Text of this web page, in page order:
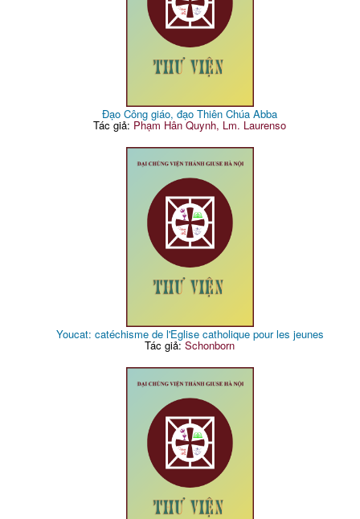
Đạo Công giáo, đạo Thiên Chúa Abba
Tác giả: Phạm Hân Quynh, Lm. Laurenso
Youcat: catéchisme de l'Eglise catholique pour les jeunes
Tác giả:Schonborn